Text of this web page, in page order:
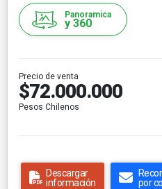
Panoramica
y 360
Precio de venta
$72.000.000
Pesos Chilenos
Descargar
información
por